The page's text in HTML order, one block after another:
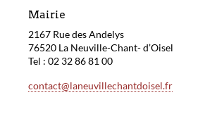
Mairie
2167 Rue des Andelys
76520 La Neuville-Chant- d’Oisel
Tel : 02 32 86 81 00
contact@laneuvillechantdoisel.fr